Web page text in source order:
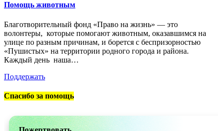
Помощь животным
Благотворительный фонд «Право на жизнь» — это
волонтеры, которые помогают животным, оказавшимся на
улице по разным причинам, и борется с беспризорностью
«Пушистых» на территории родного города и района.
Каждый день наша…
Поддержать
Спасибо за помощь